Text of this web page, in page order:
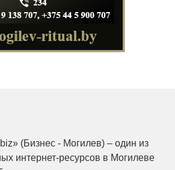
(Бизнес - Могилев) – один из
интернет-ресурсов в Могилеве